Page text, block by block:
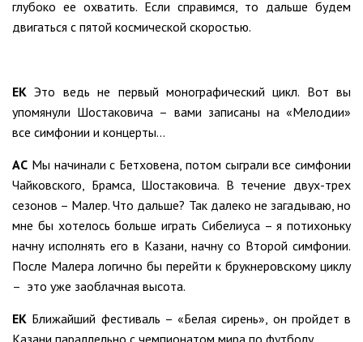
глубоко ее охватить. Если справимся, то дальше будем
двигаться с пятой космической скоростью.
ЕК Это ведь не первый монографический цикл. Вот вы
упомянули Шостаковича – вами записаны на «Мелодии»
все симфонии и концерты…
АС Мы начинали с Бетховена, потом сыграли все симфонии
Чайковского, Брамса, Шостаковича. В течение двух-трех
сезонов – Малер. Что дальше? Так далеко не загадываю, но
мне бы хотелось больше играть Сибелиуса – я потихоньку
начну исполнять его в Казани, начну со Второй симфонии.
После Малера логично бы перейти к брукнеровскому циклу
– это уже заоблачная высота.
ЕК Ближайший фестиваль – «Белая сирень», он пройдет в
Казани параллельно с чемпионатом мира по футболу…